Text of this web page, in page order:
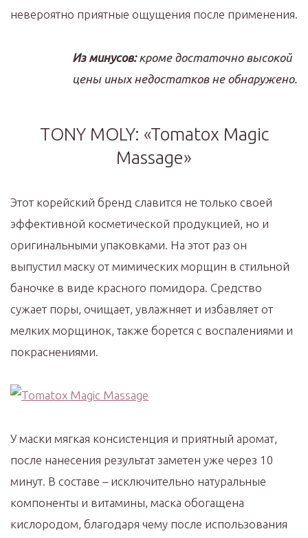
невероятно приятные ощущения после применения.
Из минусов:кроме достаточно высокой
цены иных недостатков не обнаружено.
TONY MOLY: «Tomatox Magic
Massage»
Этот корейский бренд славится не только своей
эффективной косметической продукцией, но и
оригинальными упаковками. На этот раз он
выпустил маску от мимических морщин в стильной
баночке в виде красного помидора. Средство
сужает поры, очищает, увлажняет и избавляет от
мелких морщинок, также борется с воспалениями и
покраснениями.
У маски мягкая консистенция и приятный аромат,
после нанесения результат заметен уже через 10
минут. В составе – исключительно натуральные
компоненты и витамины, маска обогащена
кислородом, благодаря чему после использования